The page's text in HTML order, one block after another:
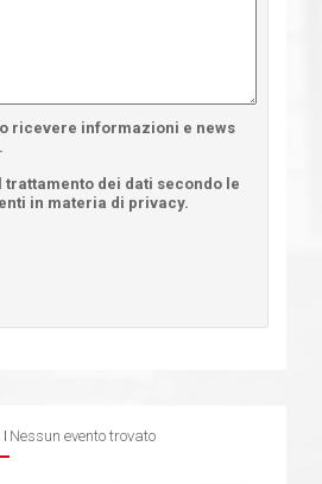
ricevere informazioni e news
trattamento dei dati secondo le
in materia di privacy.
Nessun evento trovato